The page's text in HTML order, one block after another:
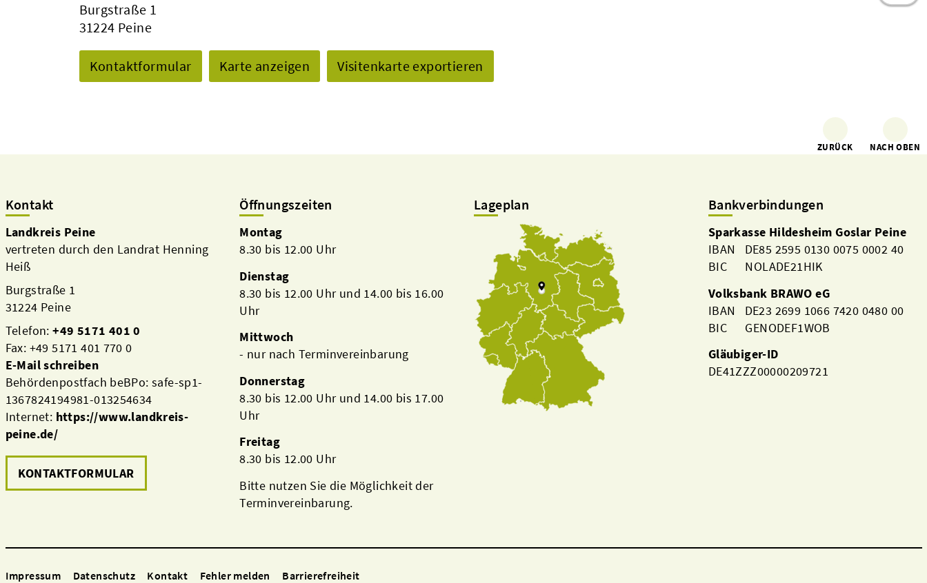
Burgstraße 1
31224 Peine
Kontaktformular Karte anzeigen Visitenkarte exportieren
ZURÜCK NACH OBEN
Kontakt
Landkreis Peine
vertreten durch den Landrat Henning
Heiß
Burgstraße 1
31224 Peine
Telefon:+49 5171 401 0
Fax: +49 5171 401 770 0
E-Mail schreiben
Behördenpostfach beBPo: safe-sp1-
1367824194981-013254634
Internet: https://www.landkreis-
peine.de/
KONTAKTFORMULAR
Öffnungszeiten
Montag
8.30 bis 12.00 Uhr
Dienstag
8.30 bis 12.00 Uhr und 14.00 bis 16.00
Uhr
Mittwoch
- nur nach Terminvereinbarung
Donnerstag
8.30 bis 12.00 Uhr und 14.00 bis 17.00
Uhr
Freitag
8.30 bis 12.00 Uhr
Bitte nutzen Sie die Möglichkeit der
Terminvereinbarung.
Lageplan Bankverbindungen
Sparkasse Hildesheim Goslar Peine
IBAN DE85 2595 0130 0075 0002 40
BIC NOLADE21HIK
Volksbank BRAWO eG
IBAN DE23 2699 1066 7420 0480 00
BIC GENODEF1WOB
Gläubiger-ID
DE41ZZZ00000209721
Impressum Datenschutz Kontakt Fehler melden Barrierefreiheit